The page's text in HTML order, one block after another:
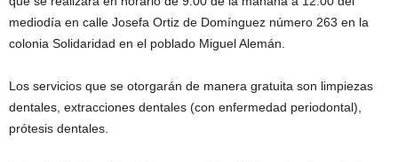
mediodía en calle Josefa Ortiz de Domínguez número 263 en la
colonia Solidaridad en el poblado Miguel Alemán.
Los servicios que se otorgarán de manera gratuita son limpiezas
dentales, extracciones dentales (con enfermedad periodontal),
prótesis dentales.